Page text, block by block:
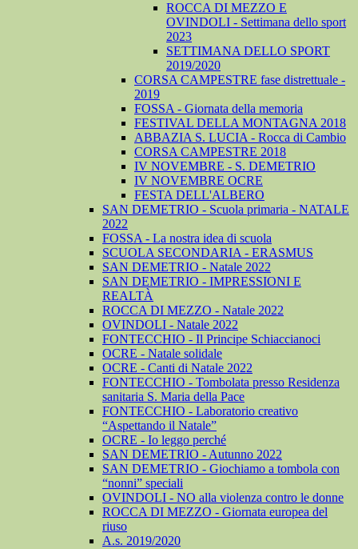
ROCCA DI MEZZO E
OVINDOLI - Settimana dello sport
2023
SETTIMANA DELLO SPORT
2019/2020
CORSA CAMPESTRE fase distrettuale -
2019
FOSSA - Giornata della memoria
FESTIVAL DELLA MONTAGNA 2018
ABBAZIA S. LUCIA - Rocca di Cambio
CORSA CAMPESTRE 2018
IV NOVEMBRE - S. DEMETRIO
IV NOVEMBRE OCRE
FESTA DELL'ALBERO
SAN DEMETRIO - Scuola primaria - NATALE
2022
FOSSA - La nostra idea di scuola
SCUOLA SECONDARIA - ERASMUS
SAN DEMETRIO - Natale 2022
SAN DEMETRIO - IMPRESSIONI E
REALTÀ
ROCCA DI MEZZO - Natale 2022
OVINDOLI - Natale 2022
FONTECCHIO - Il Principe Schiaccianoci
OCRE - Natale solidale
OCRE - Canti di Natale 2022
FONTECCHIO - Tombolata presso Residenza
sanitaria S. Maria della Pace
FONTECCHIO - Laboratorio creativo
“Aspettando il Natale”
OCRE - Io leggo perché
SAN DEMETRIO - Autunno 2022
SAN DEMETRIO - Giochiamo a tombola con
“nonni” speciali
OVINDOLI - NO alla violenza contro le donne
ROCCA DI MEZZO - Giornata europea del
riuso
A.s. 2019/2020